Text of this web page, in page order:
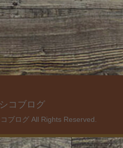
コブログ
ブログ All Rights Reserved.